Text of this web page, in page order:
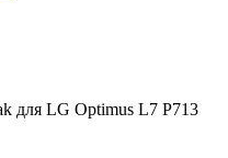
для LG Optimus L7 P713